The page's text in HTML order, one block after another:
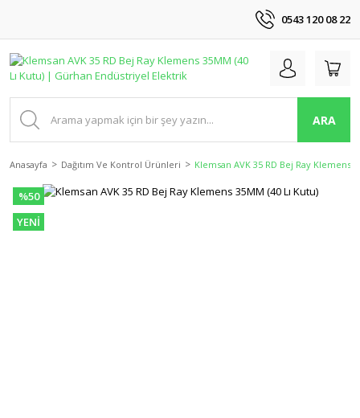
0543 120 08 22
ARA
Anasayfa Dağıtım Ve Kontrol Ürünleri Klemsan AVK 35 RD Bej Ray Klemens
%50
YENİ